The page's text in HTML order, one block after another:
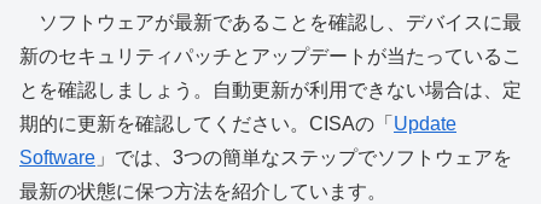
ソフトウェアが最新であることを確認し、デバイスに最
新のセキュリティパッチとアップデートが当たっているこ
とを確認しましょう。自動更新が利用できない場合は、定
期的に更新を確認してください。CISAの「 Update
Software 」では、3つの簡単なステップでソフトウェアを
最新の状態に保つ方法を紹介しています。